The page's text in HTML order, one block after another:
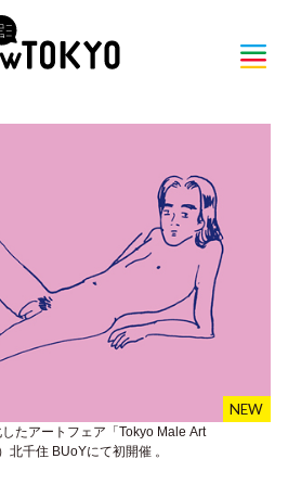
たアートフェア「Tokyo Male Art
千住 BUoYにて初開催 。